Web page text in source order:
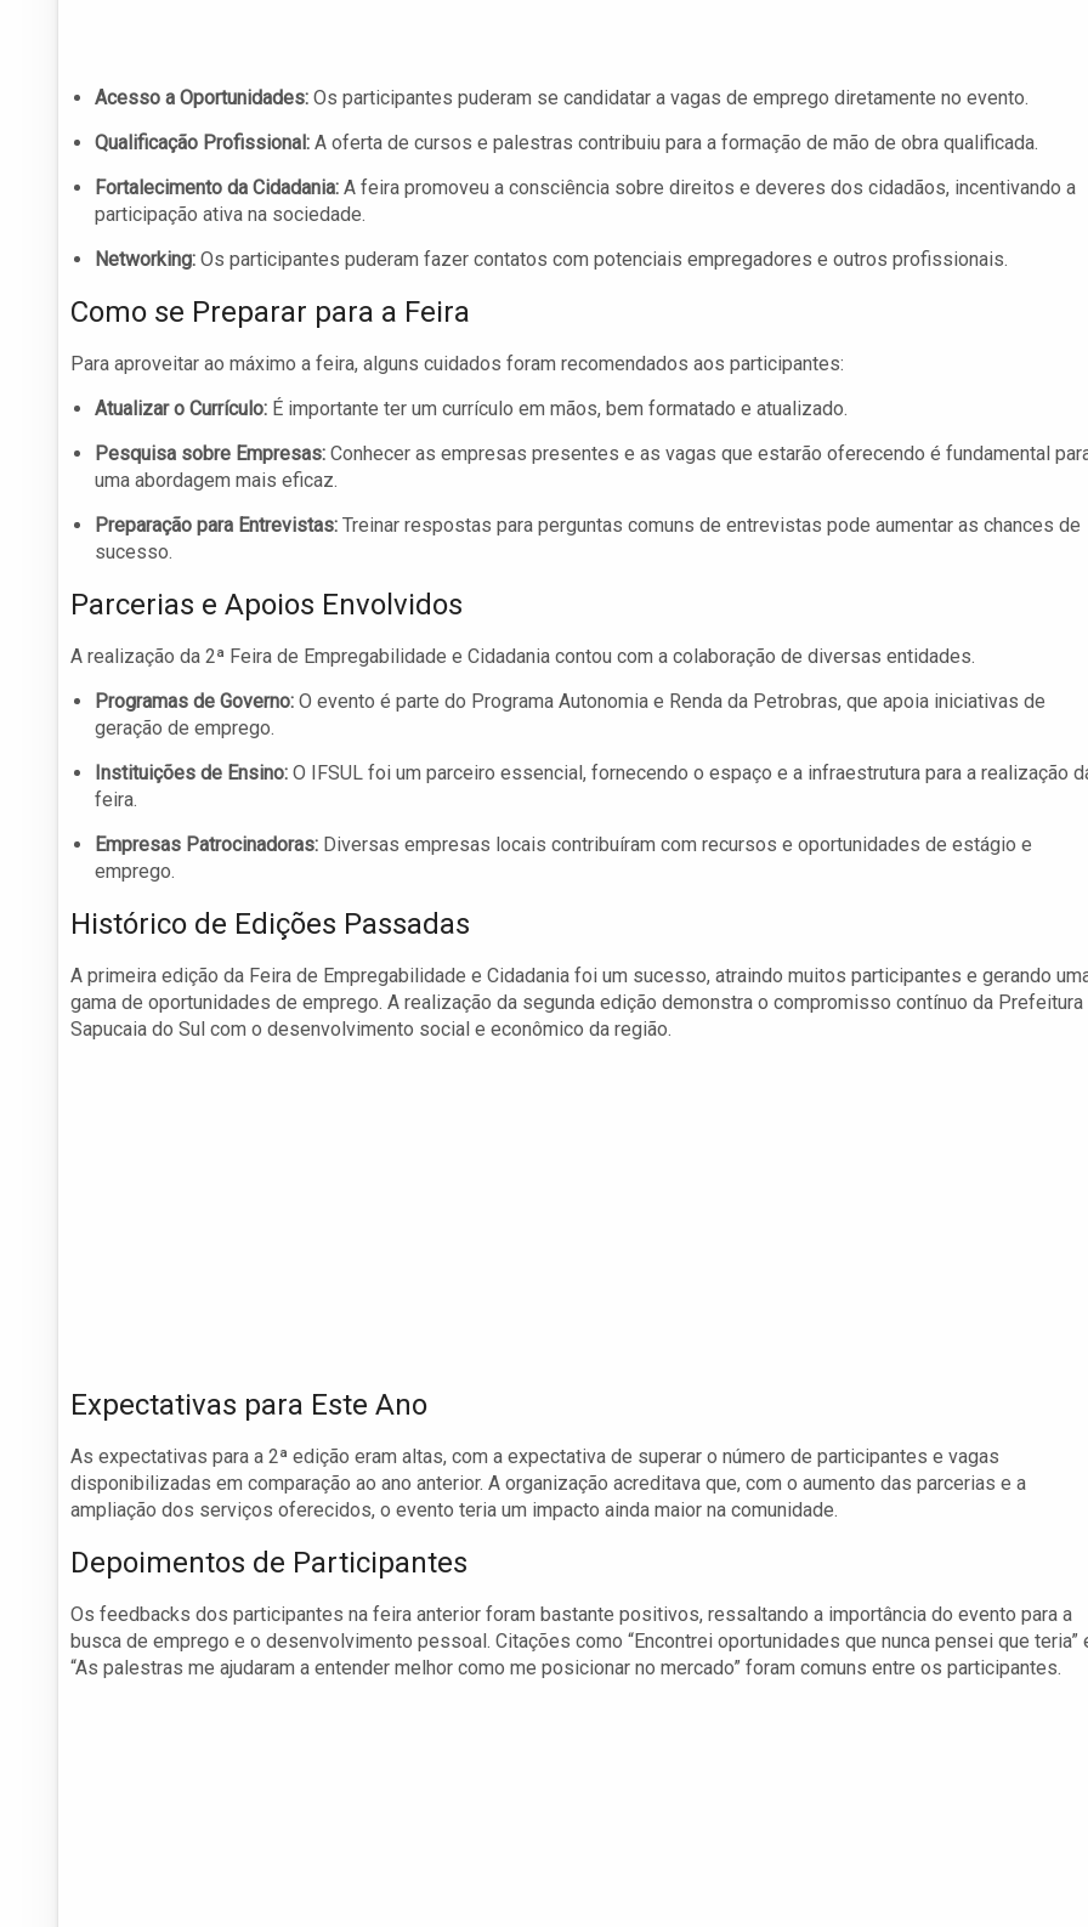
Acesso a Oportunidades: Os participantes puderam se candidatar a vagas de emprego diretamente no evento.
Qualificação Profissional: A oferta de cursos e palestras contribuiu para a formação de mão de obra qualificada.
Fortalecimento da Cidadania: A feira promoveu a consciência sobre direitos e deveres dos cidadãos, incentivando a
participação ativa na sociedade.
Networking: Os participantes puderam fazer contatos com potenciais empregadores e outros profissionais.
Como se Preparar para a Feira
Para aproveitar ao máximo a feira, alguns cuidados foram recomendados aos participantes:
Atualizar o Currículo: É importante ter um currículo em mãos, bem formatado e atualizado.
Pesquisa sobre Empresas: Conhecer as empresas presentes e as vagas que estarão oferecendo é fundamental
uma abordagem mais eficaz.
Preparação para Entrevistas: Treinar respostas para perguntas comuns de entrevistas pode aumentar as chances de
sucesso.
Parcerias e Apoios Envolvidos
A realização da 2ª Feira de Empregabilidade e Cidadania contou com a colaboração de diversas entidades.
Programas de Governo: O evento é parte do Programa Autonomia e Renda da Petrobras, que apoia iniciativas de
geração de emprego.
Instituições de Ensino: O IFSUL foi um parceiro essencial, fornecendo o espaço e a infraestrutura para a realização
feira.
Empresas Patrocinadoras: Diversas empresas locais contribuíram com recursos e oportunidades de estágio e
emprego.
Histórico de Edições Passadas
A primeira edição da Feira de Empregabilidade e Cidadania foi um sucesso, atraindo muitos participantes e gerando
gama de oportunidades de emprego. A realização da segunda edição demonstra o compromisso contínuo da Prefeitura
Sapucaia do Sul com o desenvolvimento social e econômico da região.
Expectativas para Este Ano
As expectativas para a 2ª edição eram altas, com a expectativa de superar o número de participantes e vagas
disponibilizadas em comparação ao ano anterior. A organização acreditava que, com o aumento das parcerias e a
ampliação dos serviços oferecidos, o evento teria um impacto ainda maior na comunidade.
Depoimentos de Participantes
Os feedbacks dos participantes na feira anterior foram bastante positivos, ressaltando a importância do evento para a
busca de emprego e o desenvolvimento pessoal. Citações como “Encontrei oportunidades que nunca pensei que teria”
“As palestras me ajudaram a entender melhor como me posicionar no mercado” foram comuns entre os participantes.